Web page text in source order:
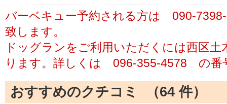
バーベキュー予約される方は 090-
致します。
ドッグランをご利用いただくには西区
ります。詳しくは 096-355-4578 の番
おすすめのクチコミ （64 件）